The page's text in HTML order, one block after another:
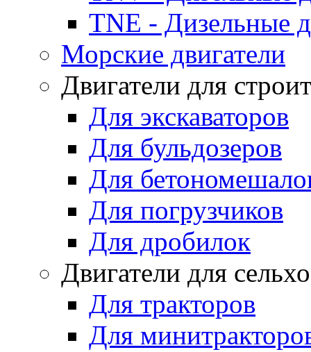
TNE - Дизельные
Морские двигатели
Двигатели для
Для экскаваторов
Для бульдозеров
Для
Для погрузчиков
Для дробилок
Двигатели для
Для тракторов
Для